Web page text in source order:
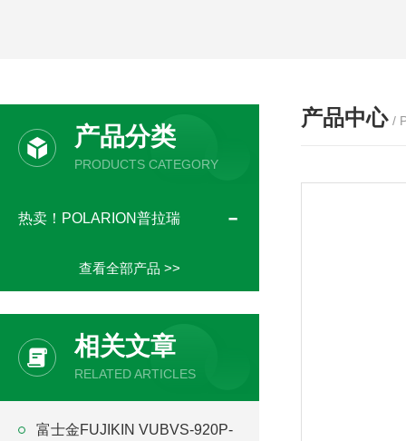
产品中心 /
产品分类
PRODUCTS CATEGORY
热卖！POLARION普拉瑞
查看全部产品 >>
相关文章
RELATED ARTICLES
富士金FUJIKIN VUBVS-920P-